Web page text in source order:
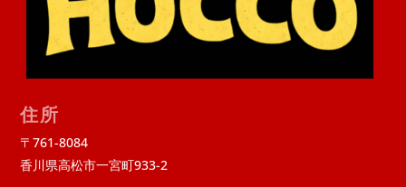
住所
〒761-8084
香川県高松市一宮町933-2